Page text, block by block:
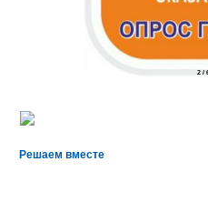
2 /
Решаем вместе